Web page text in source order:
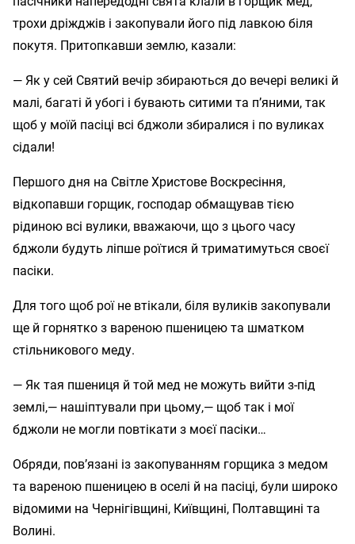
трохи дріжджів і закопували його під лавкою біля
покутя. Притопкавши землю, казали:
— Як у сей Святий вечір збираються до вечері великі й
малі, багаті й убогі і бувають ситими та п’яними, так
щоб у моїй пасіці всі бджоли збиралися і по вуликах
сідали!
Першого дня на Світле Христове Воскресіння,
відкопавши горщик, господар обмащував тією
рідиною всі вулики, вважаючи, що з цього часу
бджоли будуть ліпше роїтися й триматимуться своєї
пасіки.
Для того щоб рої не втікали, біля вуликів закопували
ще й горнятко з вареною пшеницею та шматком
стільникового меду.
— Як тая пшениця й той мед не можуть вийти з-під
землі,— нашіптували при цьому,— щоб так і мої
бджоли не могли повтікати з моєї пасіки…
Обряди, пов’язані із закопуванням горщика з медом
та вареною пшеницею в оселі й на пасіці, були широко
відомими на Чернігівщині, Київщині, Полтавщині та
Волині.